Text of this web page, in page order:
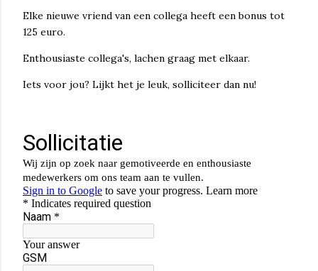
Elke nieuwe vriend van een collega heeft een bonus tot
125 euro.
Enthousiaste collega's, lachen graag met elkaar.
Iets voor jou? Lijkt het je leuk, solliciteer dan nu!